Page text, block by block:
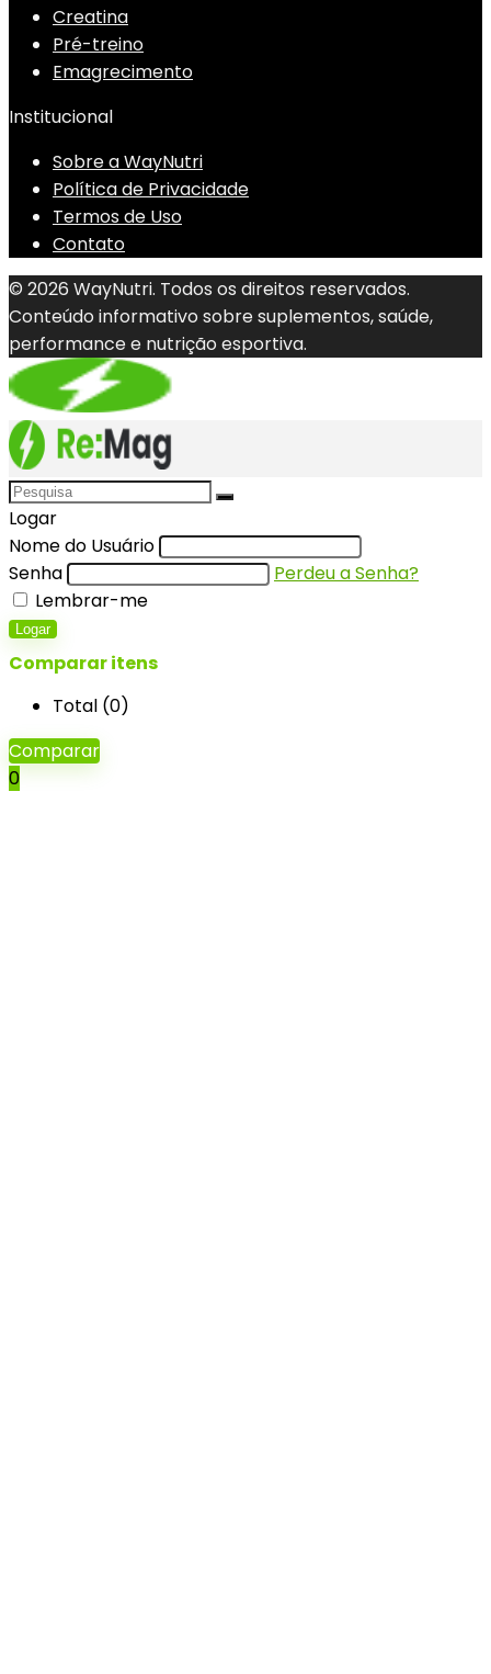
Creatina
Pré-treino
Emagrecimento
Institucional
Sobre a WayNutri
Política de Privacidade
Termos de Uso
Contato
© 2026 WayNutri. Todos os direitos reservados.
Conteúdo informativo sobre suplementos, saúde,
performance e nutrição esportiva.
Logar
Nome do Usuário
Senha
Perdeu a Senha?
Lembrar-me
Logar
Comparar itens
Total (0)
Comparar
0